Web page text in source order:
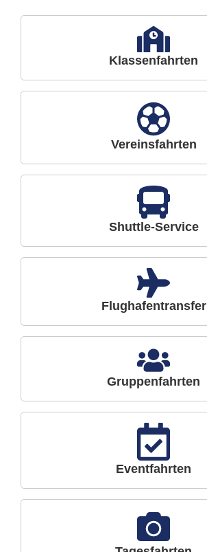
Klassenfahrten
Vereinsfahrten
Shuttle-Service
Flughafentransfer
Gruppenfahrten
Eventfahrten